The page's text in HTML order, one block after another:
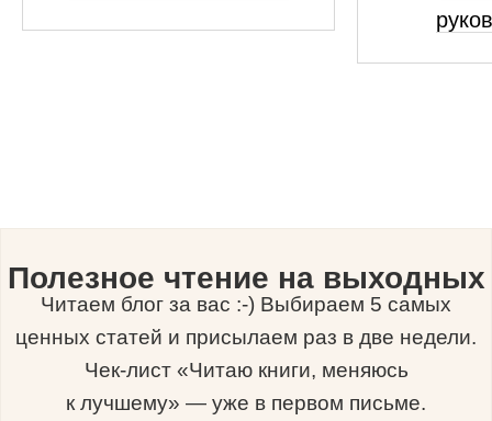
Полезное чтение на выходных
Читаем блог за вас :-) Выбираем 5 самых
ценных статей и присылаем раз в две недели.
Чек-лист «Читаю книги, меняюсь
к лучшему» — уже в первом письме.